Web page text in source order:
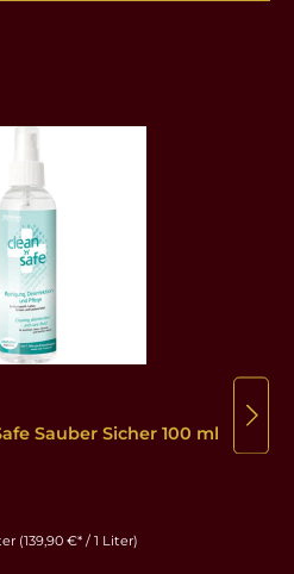
Sauber Sicher 100 ml
(139,90 €* / 1 Liter)